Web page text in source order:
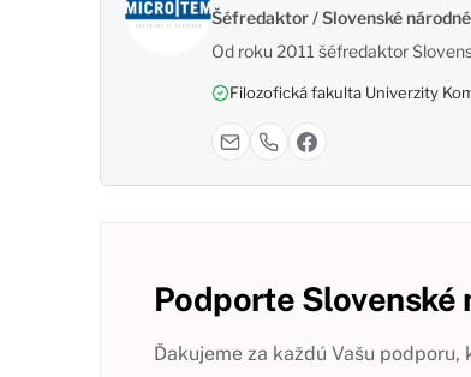
Šéfredaktor / Slovenské
Od roku 2011 šéfredaktor
Filozofická fakulta Univerzity
Podporte Slovenské
Ďakujeme za každú Vašu